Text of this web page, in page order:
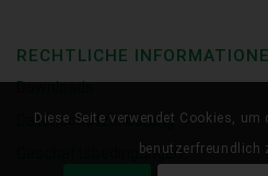
RECHTLICHE
Downloads
Datenschutzerklärung
Geschäftsbedingungen
Diese Seite verwendet Cookies,
benutzerfreundlich